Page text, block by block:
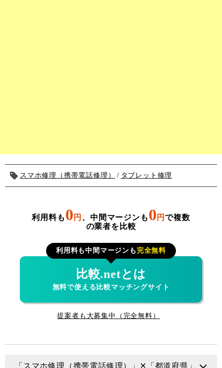
スマホ修理（携帯電話修理） タブレット修理
利用料も 0 円 、中間マージンも 0 円で複数
の業者を比較
利用料も中間マージンも 完全無料
比較.netとは
無料で使える比較マッチングサイト
提案者も大募集中（完全無料）
「スマホ修理（携帯電話修理）」✕「都道府県」